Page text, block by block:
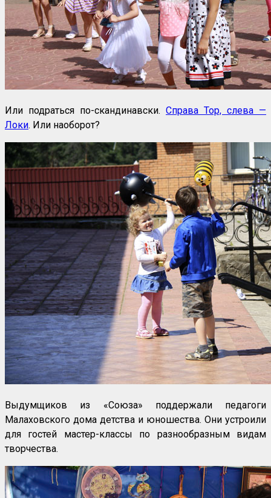
Или подраться по-скандинавски. Справа Тор, слева —
Локи. Или наоборот?
Выдумщиков из «Союза» поддержали педагоги
Малаховского дома детства и юношества. Они устроили
для гостей мастер-классы по разнообразным видам
творчества.